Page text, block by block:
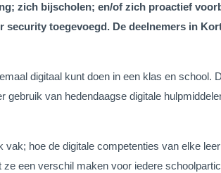
zich bijscholen; en/of zich proactief
toegevoegd. De deelnemers in
digitaal kunt doen in een klas en school.
van hedendaagse digitale
hoe de digitale competenties van elke
een verschil maken voor iedere